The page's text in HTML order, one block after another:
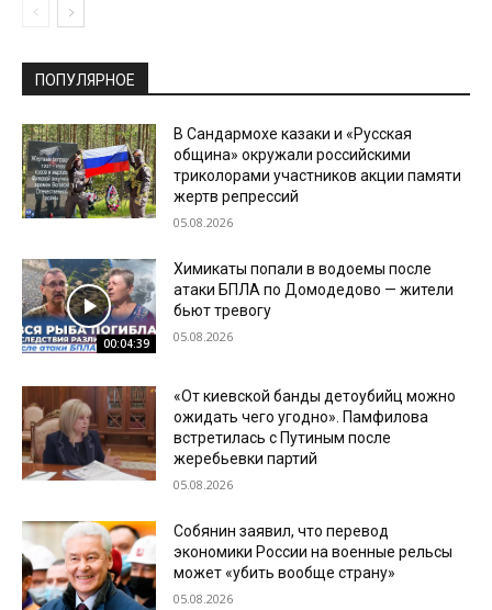
ПОПУЛЯРНОЕ
В Сандармохе казаки и «Русская
община» окружали российскими
триколорами участников акции памяти
жертв репрессий
05.08.2026
00:04:39
Химикаты попали в водоемы после
атаки БПЛА по Домодедово — жители
бьют тревогу
05.08.2026
«От киевской банды детоубийц можно
ожидать чего угодно». Памфилова
встретилась с Путиным после
жеребьевки партий
05.08.2026
Собянин заявил, что перевод
экономики России на военные рельсы
может «убить вообще страну»
05.08.2026